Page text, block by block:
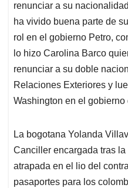
renunciar a su
ha vivido buena parte de
rol en el gobierno Petro,
lo hizo Carolina Barco
renunciar a su doble
Relaciones Exteriores y
Washington en el
La bogotana Yolanda
Canciller encargada tras
atrapada en el lio del
pasaportes para los